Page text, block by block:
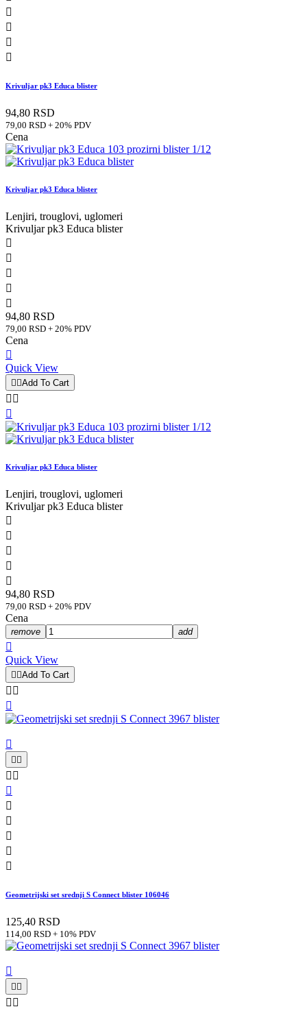




Krivuljar pk3 Educa blister
94,80 RSD
79,00 RSD + 20% PDV
Cena
Krivuljar pk3 Educa blister
Lenjiri, trouglovi, uglomeri
Krivuljar pk3 Educa blister





94,80 RSD
79,00 RSD + 20% PDV
Cena

Quick View
 Add To Cart
 

Krivuljar pk3 Educa blister
Lenjiri, trouglovi, uglomeri
Krivuljar pk3 Educa blister





94,80 RSD
79,00 RSD + 20% PDV
Cena
remove add

Quick View
 Add To Cart
 


 
 






Geometrijski set srednji S Connect blister 106046
125,40 RSD
114,00 RSD + 10% PDV

 
 